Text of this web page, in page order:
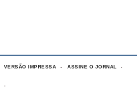
VERSÃO IMPRESSA ASSINE O JORNAL